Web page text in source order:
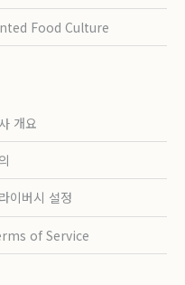
Food Culture
개요
이버시 설정
of Service